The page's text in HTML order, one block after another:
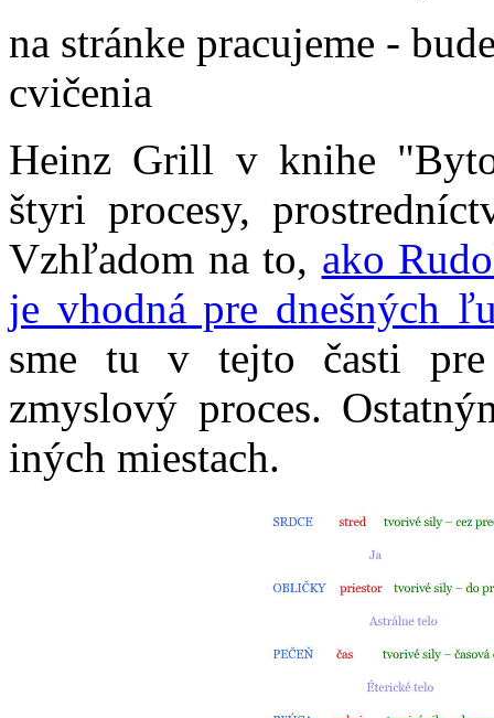
na stránke pracujeme -
cvičenia
Heinz Grill v knihe
štyri procesy,
Vzhľadom na to, ako
je vhodná pre dnešných
sme tu v tejto časti
zmyslový proces.
iných miestach.